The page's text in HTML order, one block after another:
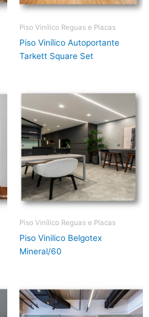
Piso Vinílico Reguas e Placas
Piso Vinílico Autoportante
Tarkett Square Set
Piso Vinílico Reguas e Placas
Piso Vinilico Belgotex
Mineral/60